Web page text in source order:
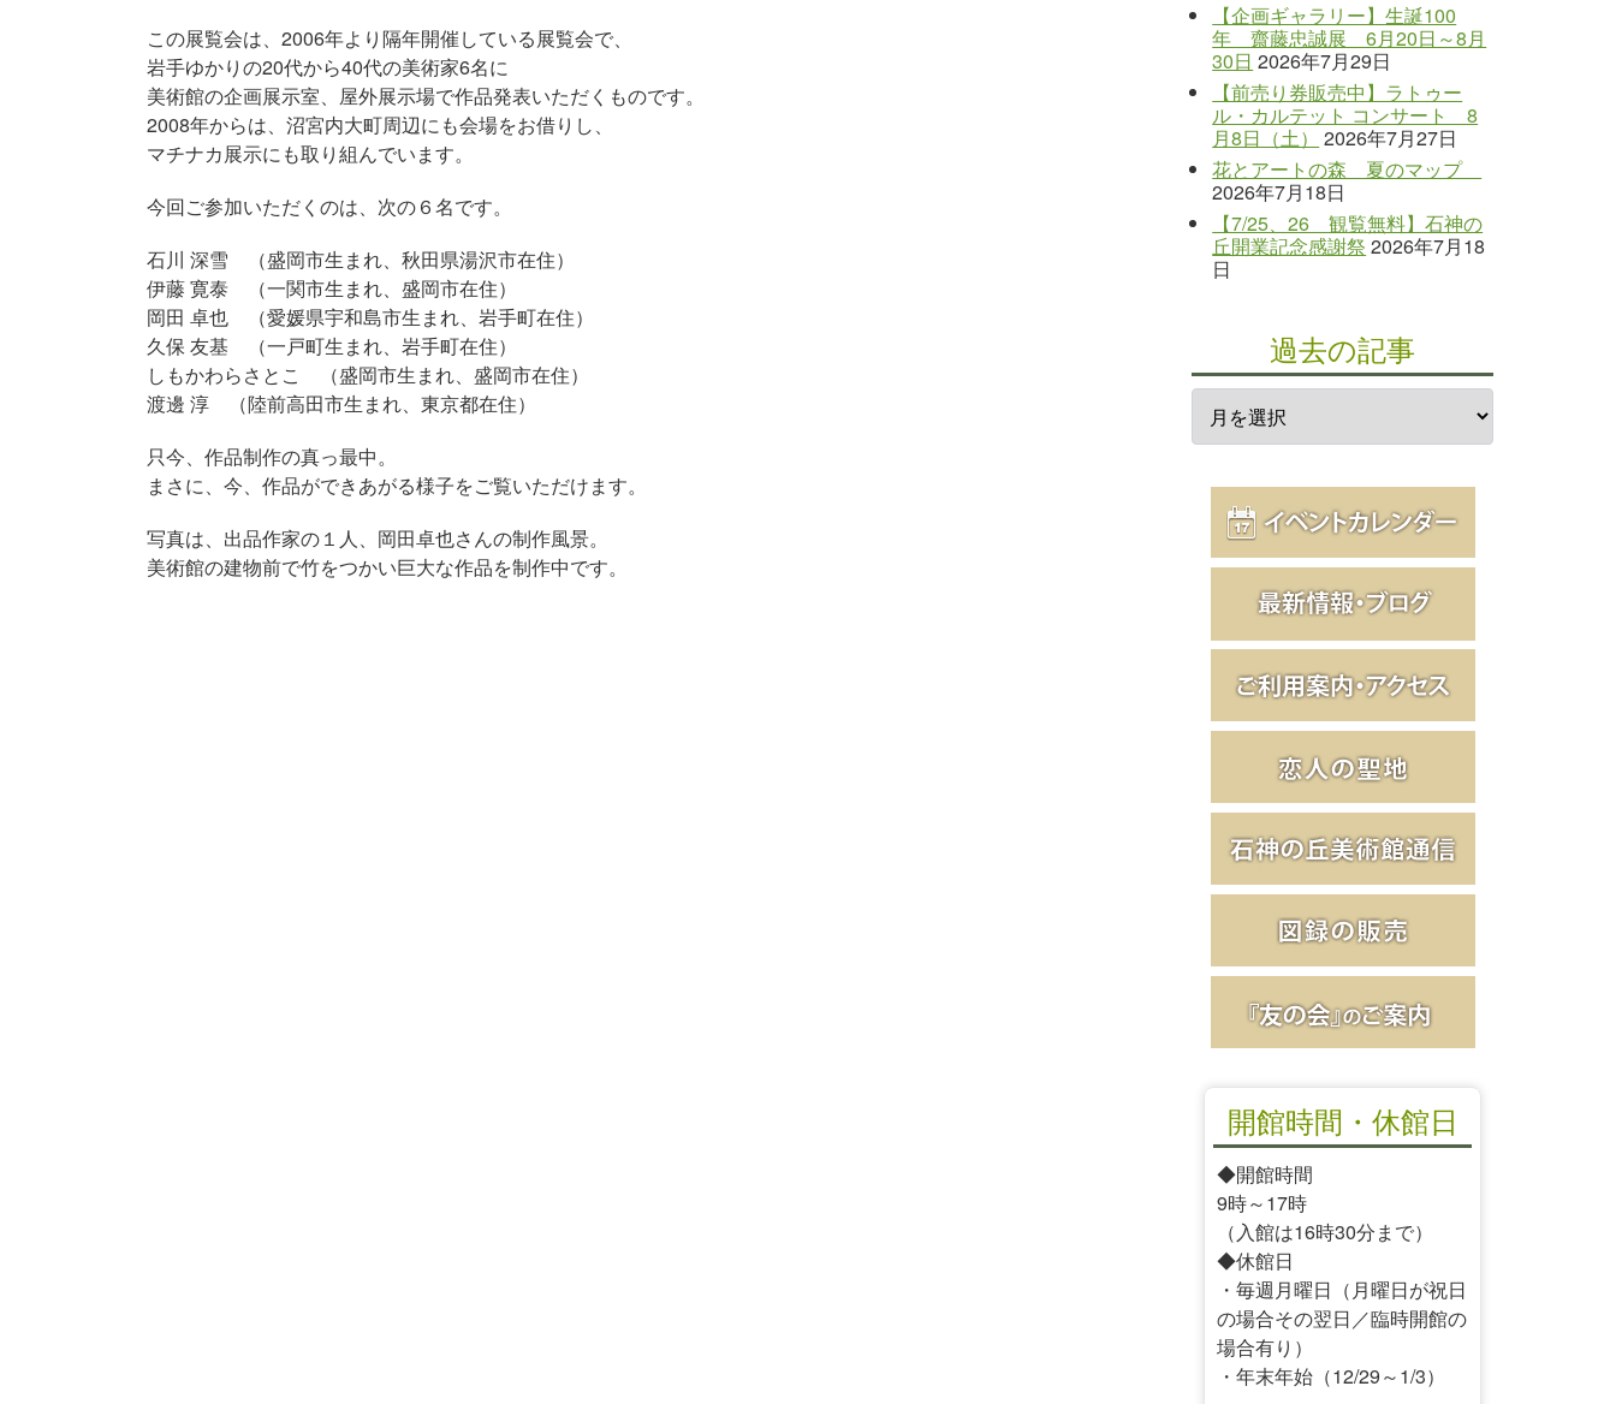
この展覧会は、2006年より隔年開催している展覧会で、
岩手ゆかりの20代から40代の美術家6名に
美術館の企画展示室、屋外展示場で作品発表いただくものです。
2008年からは、沼宮内大町周辺にも会場をお借りし、
マチナカ展示にも取り組んでいます。
今回ご参加いただくのは、次の６名です。
石川 深雪 （盛岡市生まれ、秋田県湯沢市在住）
伊藤 寛泰 （一関市生まれ、盛岡市在住）
岡田 卓也 （愛媛県宇和島市生まれ、岩手町在住）
久保 友基 （一戸町生まれ、岩手町在住）
しもかわらさとこ （盛岡市生まれ、盛岡市在住）
渡邊 淳 （陸前高田市生まれ、東京都在住）
只今、作品制作の真っ最中。
まさに、今、作品ができあがる様子をご覧いただけます。
写真は、出品作家の１人、岡田卓也さんの制作風景。
美術館の建物前で竹をつかい巨大な作品を制作中です。
【企画ギャラリー】生誕100
年 齋藤忠誠展 6月20日～8月
30日 2026年7月29日
【前売り券販売中】ラトゥー
ル・カルテット コンサート 8
月8日（土）
2026年7月27日
花とアートの森 夏のマップ
2026年7月18日
【7/25、26 観覧無料】石神の
丘開業記念感謝祭 2026年7月18
日
過去の記事
開館時間・休館日
◆開館時間
9時～17時
（入館は16時30分まで）
◆休館日
・毎週月曜日（月曜日が祝日
の場合その翌日／臨時開館の
場合有り）
・年末年始（12/29～1/3）